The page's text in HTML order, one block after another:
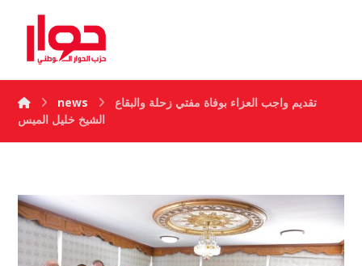
news
تقديم واجب العزاء بوفاة مفتي زحلة والبقاع
الشيخ خليل الميس